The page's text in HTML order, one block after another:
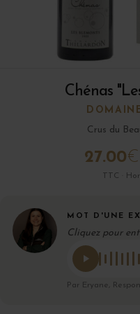
Chénas
Crus du
27.00€
TTC ·
MOT D'UNE
Cliquez pour
Par Eryane,